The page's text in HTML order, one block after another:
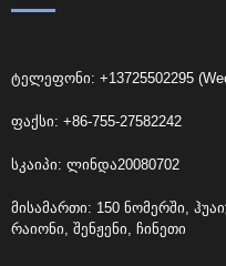
ტელეფონი: +13725502295
ფაქსი: +86-755-27582242
სკაიპი: ლინდა20080702
მისამართი: 150 ნომერში,
რაიონი, შენჟენი, ჩინეთი